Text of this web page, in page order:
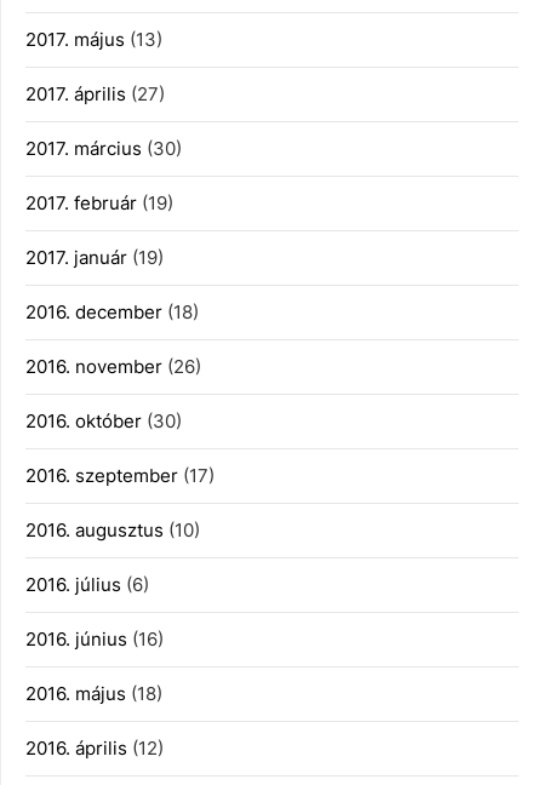
2017. május (13)
2017. április (27)
2017. március (30)
2017. február (19)
2017. január (19)
2016. december (18)
2016. november (26)
2016. október (30)
2016. szeptember (17)
2016. augusztus (10)
2016. július (6)
2016. június (16)
2016. május (18)
2016. április (12)